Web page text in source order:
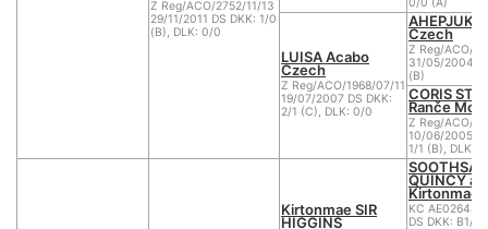
Z Reg/ACO/2752/11/13
29/11/2011 DS DKK: 1/0
(B), DLK: 0/0
0/0 (A)
LUISA Acabo
Czech
Z Reg/ACO/1968/07/11
19/07/2007 DS DKK:
2/1 (C), DLK: 0/0
AHEPJUK
Czech
Z Reg/ACO/
31/05/2004
(B)
CORIS
Ranče
Z Reg/ACO/
10/06/2005
1/1 (B), DLK:
Kirtonmae SIR
HIGGINS
QUINCY at
Kirtonmae
KC
DS DKK: B1/2